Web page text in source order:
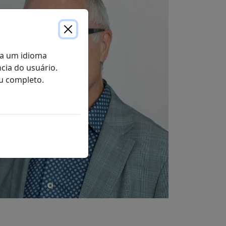
CPAP
sobre a terapia CPAP
um idioma
do usuário.
completo.